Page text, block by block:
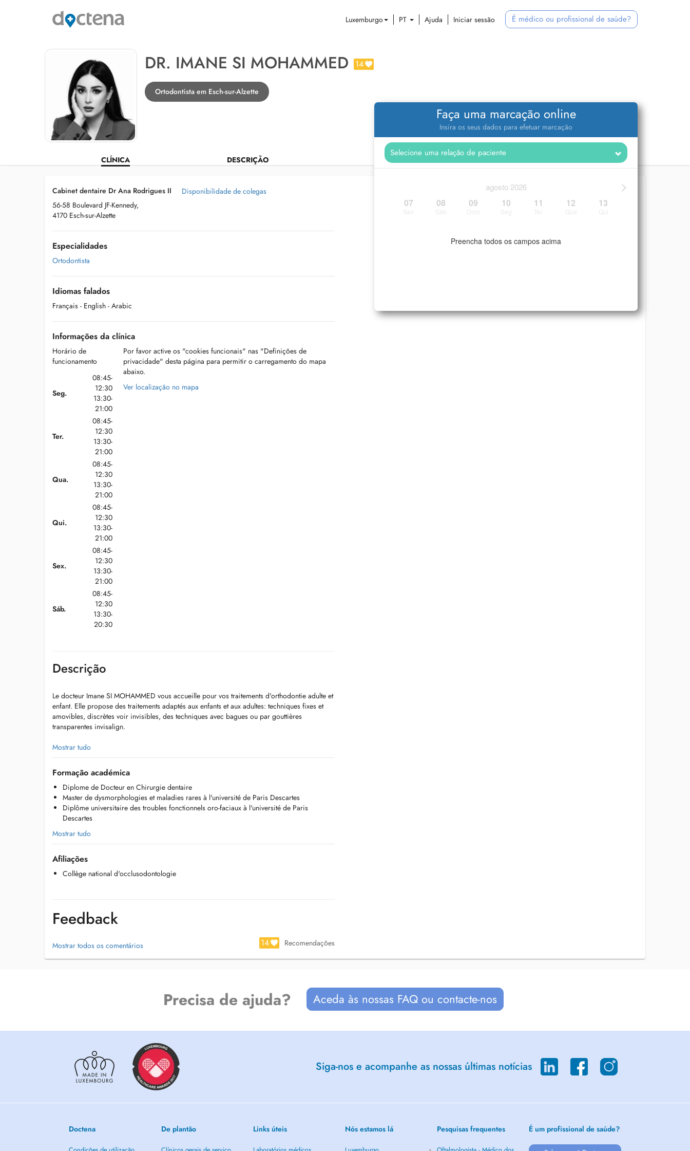
Luxemburgo PT Ajuda Iniciar sessão É médico ou profissional de saúde?
DR. IMANE SI MOHAMMED 14
Ortodontista em Esch-sur-Alzette
CLÍNICA DESCRIÇÃO
Faça uma marcação online
Insira os seus dados para efetuar marcação
>
agosto 2026
07 08 09 10 11 12 13
Preencha todos os campos acima
Cabinet dentaire Dr Ana Rodrigues II
56-58 Boulevard JF-Kennedy,
4170 Esch-sur-Alzette
Disponibilidade de colegas
Especialidades
Ortodontista
Idiomas falados
Français - English - Arabic
Informações da clínica
Horário de
funcionamento
Seg.
08:45-
12:30
13:30-
21:00
Ter.
08:45-
12:30
13:30-
21:00
Qua.
08:45-
12:30
13:30-
21:00
Qui.
08:45-
12:30
13:30-
21:00
Sex.
08:45-
12:30
13:30-
21:00
Sáb.
08:45-
12:30
13:30-
20:30
Por favor active os "cookies funcionais" nas "Definições de
privacidade" desta página para permitir o carregamento do mapa
abaixo.
Ver localização no mapa
Descrição
Le docteur Imane SI MOHAMMED vous accueille pour vos traitements d'orthodontie adulte et
enfant. Elle propose des traitements adaptés aux enfants et aux adultes: techniques fixes et
amovibles, discrètes voir invisibles, des techniques avec bagues ou par gouttières
transparentes invisalign.
Après plusieurs années de formation clinique à l'Hôpital Charles Foix à Paris, le docteur
Imane SI MOHAMMED prend en charge les troubles oro-faciaux (occlusodontie, douleurs
oro-faciales, bruxisme, douleurs ou blocages au niveau des articulations temporo-
mandibulaires ATM, apnée du sommeil, ronflements).
Lors de la première consultation, un bilan complet sera réalisé afin de vous informer sur les
éventuels traitements et de vous y apporter toutes les explications nécessaires.
Mostrar tudo
Formação académica
Diplome de Docteur en Chirurgie dentaire
Master de dysmorphologies et maladies rares à l'université de Paris Descartes
Diplôme universitaire des troubles fonctionnels oro-faciaux à l'université de Paris
Descartes
Mostrar tudo
Afiliações
Collège national d'occlusodontologie
Feedback
Mostrar todos os comentários 14 Recomendações
Precisa de ajuda? Aceda às nossas FAQ ou contacte-nos
Siga-nos e acompanhe as nossas últimas notícias
Doctena De plantão Links úteis Nós estamos lá Pesquisas frequentes É um profissional de saúde?